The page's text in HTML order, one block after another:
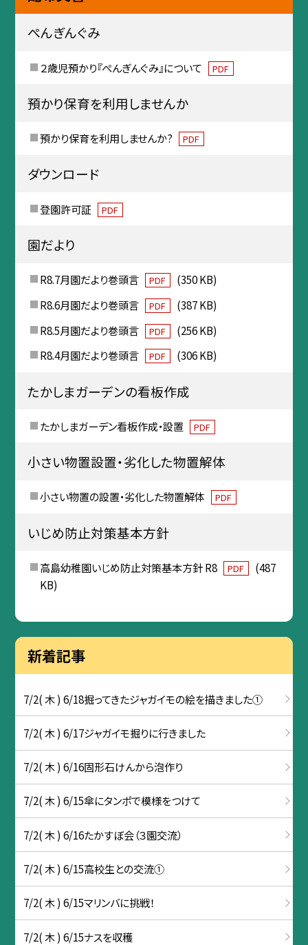
ぺんぎんぐみ
２歳児預かり『ぺんぎんぐみ』について PDF
預かり保育を利用しませんか
預かり保育を利用しませんか? PDF
ダウンロード
登園許可証 PDF
園だより
R8.7月園だより巻頭言 PDF
(350 KB)
R8.6月園だより巻頭言
PDF
(387 KB)
R8.5月園だより巻頭言
PDF
(256 KB)
R8.4月園だより巻頭言
PDF (306 KB)
たかしまガーデンの看板作成
たかしまガーデン看板作成・設置 PDF
小さい物置設置・劣化した物置解体
小さい物置の設置・劣化した物置解体 PDF
いじめ防止対策基本方針
高島幼稚園いじめ防止対策基本方針 R8 PDF
(487
KB)
新着記事
7/2( 木 ) 6/18掘ってきたジャガイモの絵を描きました①
7/2( 木 ) 6/17ジャガイモ掘りに行きました
7/2( 木 ) 6/16固形石けんから泡作り
7/2( 木 ) 6/15傘にタンポで模様をつけて
7/2( 木 ) 6/16たかすぼ会（３園交流）
7/2( 木 ) 6/15高校生との交流①
7/2( 木 ) 6/15マリンバに挑戦！
7/2( 木 ) 6/15ナスを収穫